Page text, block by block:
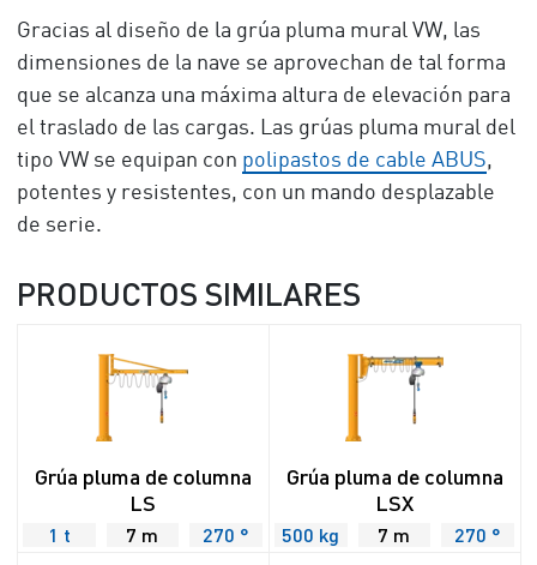
Gracias al diseño de la grúa pluma mural VW, las
dimensiones de la nave se aprovechan de tal forma
que se alcanza una máxima altura de elevación para
el traslado de las cargas. Las grúas pluma mural del
tipo VW se equipan con polipastos de cable ABUS,
potentes y resistentes, con un mando desplazable
de serie.
PRODUCTOS SIMILARES
Grúa pluma de columna
LS
1 t 7 m 270 °
Grúa pluma de columna
LSX
500 kg 7 m 270 °